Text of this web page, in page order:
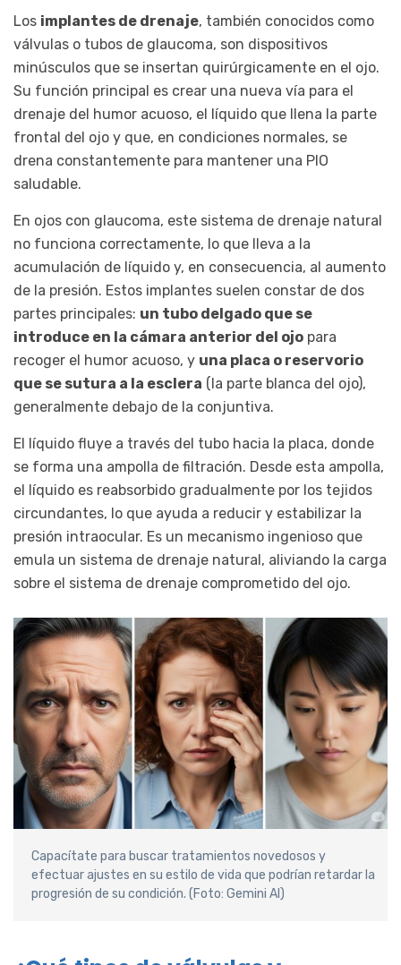
Los implantes de drenaje, también conocidos como
válvulas o tubos de glaucoma, son dispositivos
minúsculos que se insertan quirúrgicamente en el ojo.
Su función principal es crear una nueva vía para el
drenaje del humor acuoso, el líquido que llena la parte
frontal del ojo y que, en condiciones normales, se
drena constantemente para mantener una PIO
saludable.
En ojos con glaucoma, este sistema de drenaje natural
no funciona correctamente, lo que lleva a la
acumulación de líquido y, en consecuencia, al aumento
de la presión. Estos implantes suelen constar de dos
partes principales: un tubo delgado que se
introduce en la cámara anterior del ojo para
recoger el humor acuoso, y una placa o reservorio
que se sutura a la esclera (la parte blanca del ojo),
generalmente debajo de la conjuntiva.
El líquido fluye a través del tubo hacia la placa, donde
se forma una ampolla de filtración. Desde esta ampolla,
el líquido es reabsorbido gradualmente por los tejidos
circundantes, lo que ayuda a reducir y estabilizar la
presión intraocular. Es un mecanismo ingenioso que
emula un sistema de drenaje natural, aliviando la carga
sobre el sistema de drenaje comprometido del ojo.
Capacítate para buscar tratamientos novedosos y
efectuar ajustes en su estilo de vida que podrían retardar la
progresión de su condición. (Foto: Gemini AI)